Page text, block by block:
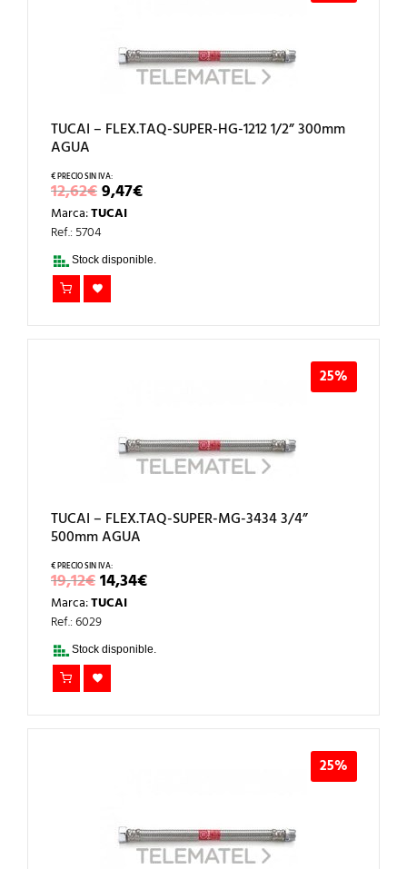
TUCAI – FLEX.TAQ-SUPER-HG-1212 1/2” 300mm
AGUA
12,62€EL
PRECIO
ORIGINAL
ERA:
12,62€.
9,47€EL
PRECIO
9,47€.
Marca:TUCAI
Ref.: 5704
Stock disponible.
25%
TUCAI – FLEX.TAQ-SUPER-MG-3434 3/4”
500mm AGUA
19,12€EL
PRECIO
ORIGINAL
ERA:
19,12€.
14,34€EL
PRECIO
Marca:TUCAI
Ref.: 6029
Stock disponible.
25%